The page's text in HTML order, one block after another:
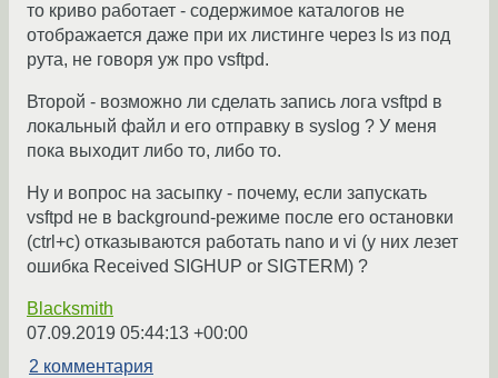
то криво работает - содержимое каталогов не
отображается даже при их листинге через ls из под
рута, не говоря уж про vsftpd.
Второй - возможно ли сделать запись лога vsftpd в
локальный файл и его отправку в syslog ? У меня
пока выходит либо то, либо то.
Ну и вопрос на засыпку - почему, если запускать
vsftpd не в background-режиме после его остановки
(ctrl+c) отказываются работать nano и vi (у них лезет
ошибка Received SIGHUP or SIGTERM) ?
Blacksmith
07.09.2019 05:44:13 +00:00
2 комментария